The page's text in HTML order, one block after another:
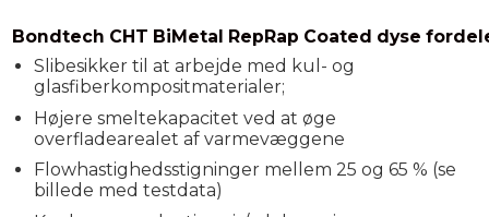
Bondtech CHT BiMetal RepRap Coated dyse
Slibesikker til at arbejde med kul- og
glasfiberkompositmaterialer;
Højere smeltekapacitet ved at øge
overfladearealet af varmevæggene
Flowhastighedsstigninger mellem 25 og 65 % (se
billede med testdata)